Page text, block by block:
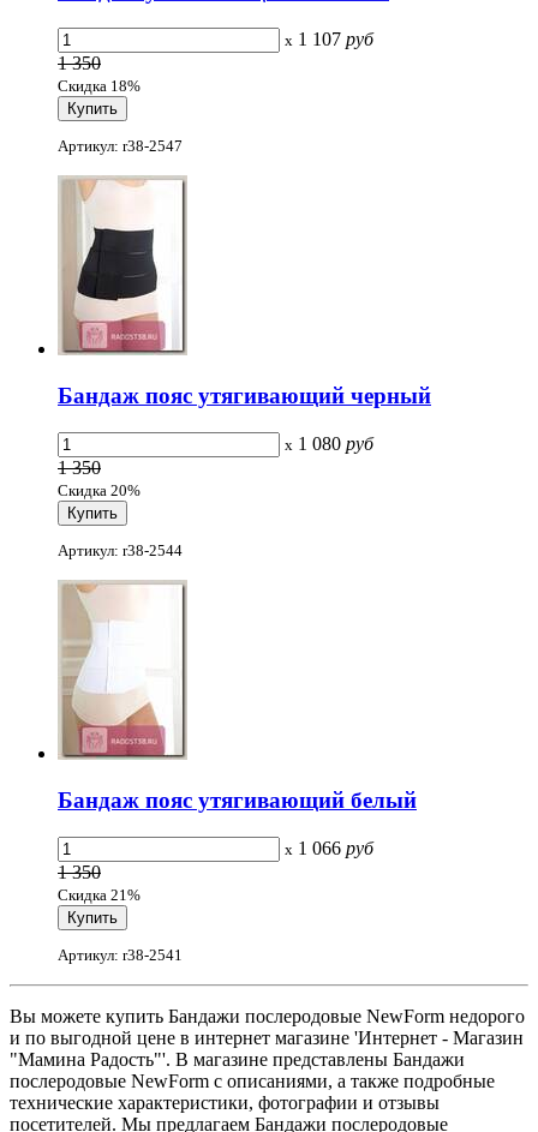
x 1 107 руб
1 350
Скидка 18%
Артикул: r38-2547
Бандаж пояс утягивающий черный
x 1 080 руб
1 350
Скидка 20%
Артикул: r38-2544
Бандаж пояс утягивающий белый
x 1 066 руб
1 350
Скидка 21%
Артикул: r38-2541
Вы можете купить Бандажи послеродовые NewForm недорого
и по выгодной цене в интернет магазине 'Интернет - Магазин
"Мамина Радость"'. В магазине представлены Бандажи
послеродовые NewForm с описаниями, а также подробные
технические характеристики, фотографии и отзывы
посетителей. Мы предлагаем Бандажи послеродовые